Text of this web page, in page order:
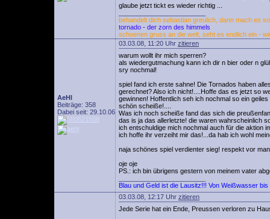
glaube jetzt tickt es wieder richtig ...
behandelt dich sebastian greulich, dann mach es
tornado - der zorn des himmels
schoenen gruss an die welt, seht es endlich ein -
AeHl
Beiträge: 358
Dabei seit: 29.10.06
03.03.08, 11:20 Uhr zitieren
warum wollt ihr mich sperren?
als wiedergutmachung kann ich dir n bier oder n
sry nochmal!
spiel fand ich erste sahne! Die Tornados haben
gerechnet? Also ich nicht!....Hoffe das es jetzt so
gewinnen! Hoffentlich seh ich nochmal so ein
schön scheiße!....
Was ich noch scheiße fand das sich die
das is ja das allerletzte! die waren wahrscheinlich
ich entschuldige mich nochmal auch für die aktion
ich hoffe ihr verzeiht mir das!...da hab ich wohl
naja schönes spiel verdienter sieg! respekt vor
oje oje
PS.: ich bin übrigens gestern von meinem vater
Blau und Geld ist die Lausitz!!! Von Weißwasser
03.03.08, 12:17 Uhr zitieren
Jede Serie hat ein Ende, Preussen verloren zu